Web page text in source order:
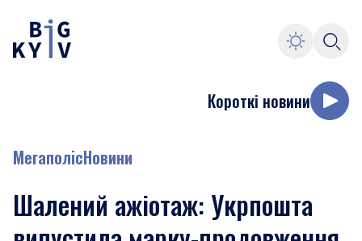
Короткі новини
МегаполісНовини
Шалений ажіотаж: Укрпошта